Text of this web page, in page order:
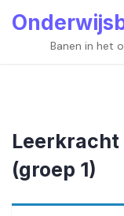
Banen in het
(groep 1)